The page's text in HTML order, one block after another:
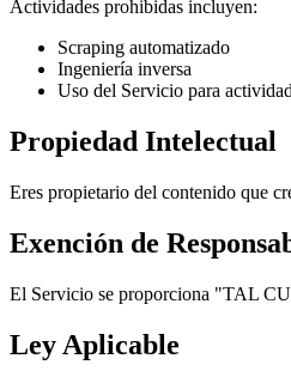
Actividades prohibidas incluyen:
Scraping automatizado
Ingeniería inversa
Uso del Servicio para
Propiedad Intelectual
Eres propietario del contenido que
Exención de
El Servicio se proporciona "TAL
Ley Aplicable